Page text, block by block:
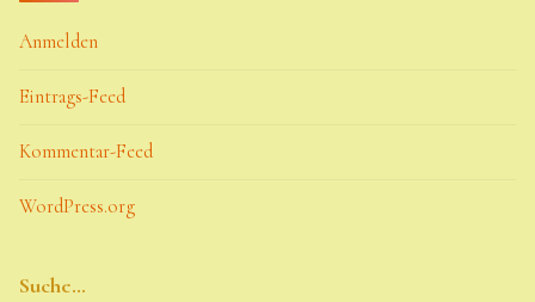
Anmelden
Eintrags-Feed
Kommentar-Feed
WordPress.org
Suche…